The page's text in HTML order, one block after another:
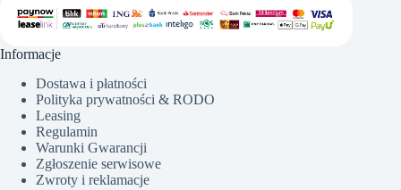
Informacje
Dostawa i płatności
Polityka prywatności & RODO
Leasing
Regulamin
Warunki Gwarancji
Zgłoszenie serwisowe
Zwroty i reklamacje